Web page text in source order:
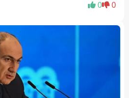
0 0